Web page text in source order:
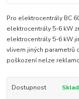
Pro elektrocentrály BC
elektrocentrály 5-6 kW
elektrocentrály 5-6 kW
vlivem jiných parametrů
poškození nelze
Dostupnost